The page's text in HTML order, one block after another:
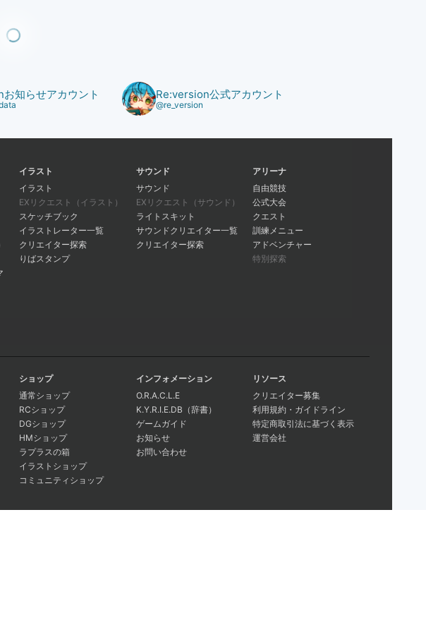
知らせアカウント Re:version公式アカウント
@re_version
イラスト
イラスト
EXリクエスト（イラスト）
スケッチブック
イラストレーター一覧
クリエイター探索
りばスタンプ
サウンド
サウンド
EXリクエスト（サウンド）
ライトスキット
サウンドクリエイター一覧
クリエイター探索
アリーナ
自由競技
公式大会
クエスト
訓練メニュー
アドベンチャー
特別探索
ショップ
通常ショップ
RCショップ
DGショップ
HMショップ
ラプラスの箱
イラストショップ
コミュニティショップ
インフォメーション
O.R.A.C.L.E
K.Y.R.I.E.DB（辞書）
ゲームガイド
お知らせ
お問い合わせ
リソース
クリエイター募集
利用規約・ガイドライン
特定商取引法に基づく表示
運営会社